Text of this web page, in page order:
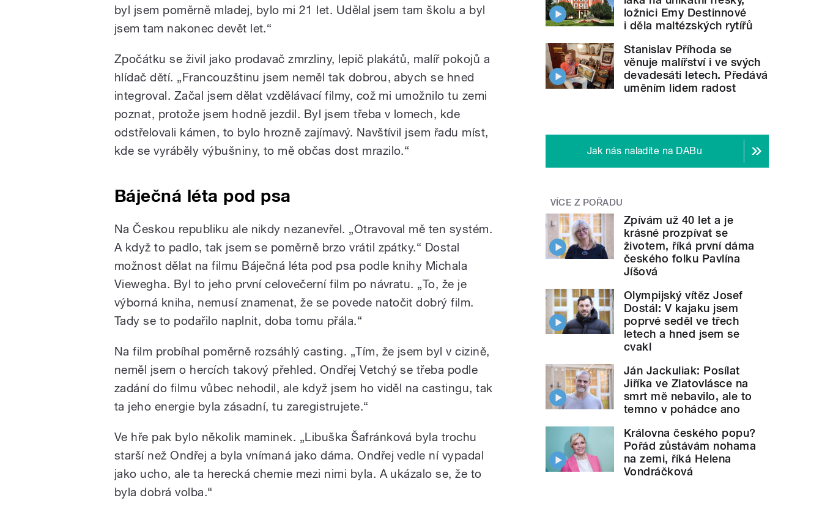
byl jsem poměrně mladej, bylo mi 21 let. Udělal jsem tam školu a byl
jsem tam nakonec devět let.“
Zpočátku se živil jako prodavač zmrzliny, lepič plakátů, malíř pokojů a
hlídač dětí. „Francouzštinu jsem neměl tak dobrou, abych se hned
integroval. Začal jsem dělat vzdělávací filmy, což mi umožnilo tu zemi
poznat, protože jsem hodně jezdil. Byl jsem třeba v lomech, kde
odstřelovali kámen, to bylo hrozně zajímavý. Navštívil jsem řadu míst,
kde se vyráběly výbušniny, to mě občas dost mrazilo.“
Báječná léta pod psa
Na Českou republiku ale nikdy nezanevřel. „Otravoval mě ten systém.
A když to padlo, tak jsem se poměrně brzo vrátil zpátky.“ Dostal
možnost dělat na filmu Báječná léta pod psa podle knihy Michala
Viewegha. Byl to jeho první celovečerní film po návratu. „To, že je
výborná kniha, nemusí znamenat, že se povede natočit dobrý film.
Tady se to podařilo naplnit, doba tomu přála.“
Na film probíhal poměrně rozsáhlý casting. „Tím, že jsem byl v cizině,
neměl jsem o hercích takový přehled. Ondřej Vetchý se třeba podle
zadání do filmu vůbec nehodil, ale když jsem ho viděl na castingu, tak
ta jeho energie byla zásadní, tu zaregistrujete.“
Ve hře pak bylo několik maminek. „Libuška Šafránková byla trochu
starší než Ondřej a byla vnímaná jako dáma. Ondřej vedle ní vypadal
jako ucho, ale ta herecká chemie mezi nimi byla. A ukázalo se, že to
byla dobrá volba.“
ložnici Emy Destinnové
i děla maltézských rytířů
Stanislav Příhoda se
věnuje malířství i ve svých
devadesáti letech. Předává
uměním lidem radost
Jak nás naladíte na DABu
VÍCE Z POŘADU
Zpívám už 40 let a je
krásné prozpívat se
životem, říká první dáma
českého folku Pavlína
Jíšová
Olympijský vítěz Josef
Dostál: V kajaku jsem
poprvé seděl ve třech
letech a hned jsem se
cvakl
Ján Jackuliak: Posílat
Jiříka ve Zlatovlásce na
smrt mě nebavilo, ale to
temno v pohádce ano
Královna českého popu?
Pořád zůstávám nohama
na zemi, říká Helena
Vondráčková